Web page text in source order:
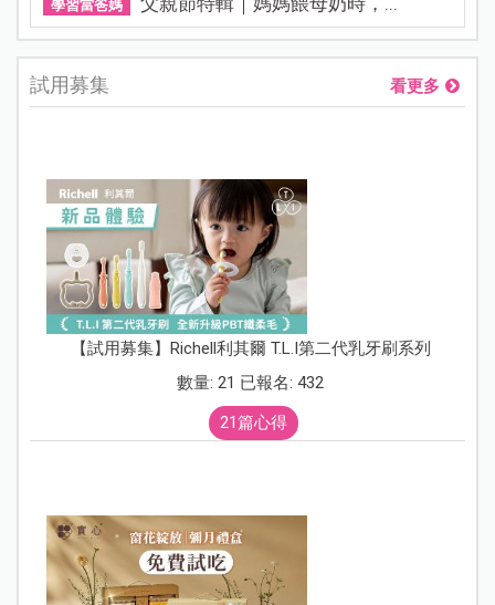
學習當爸媽
試用募集 看更多
【試用募集】Richell利其爾 T.L.I第二代乳牙刷系列
數量: 21 已報名: 432
21篇心得